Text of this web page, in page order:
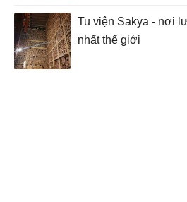
Tu viện Sakya - nơi
nhất thế giới